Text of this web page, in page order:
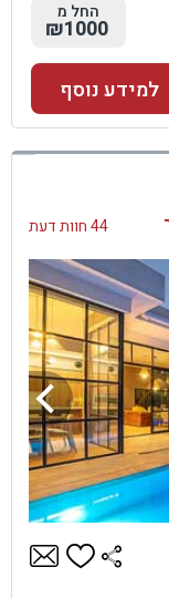
החל מ
₪1000
למידע נוסף
44 חוות דעת